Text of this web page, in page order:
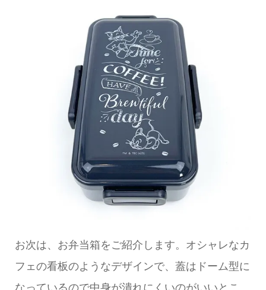
お次は、お弁当箱をご紹介します。オシャレなカ
フェの看板のようなデザインで、蓋はドーム型に